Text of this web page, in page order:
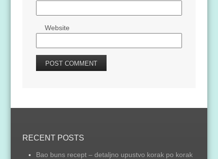
Website
RECENT POSTS
Bao buns recept – detaljno upustvo korak po korak